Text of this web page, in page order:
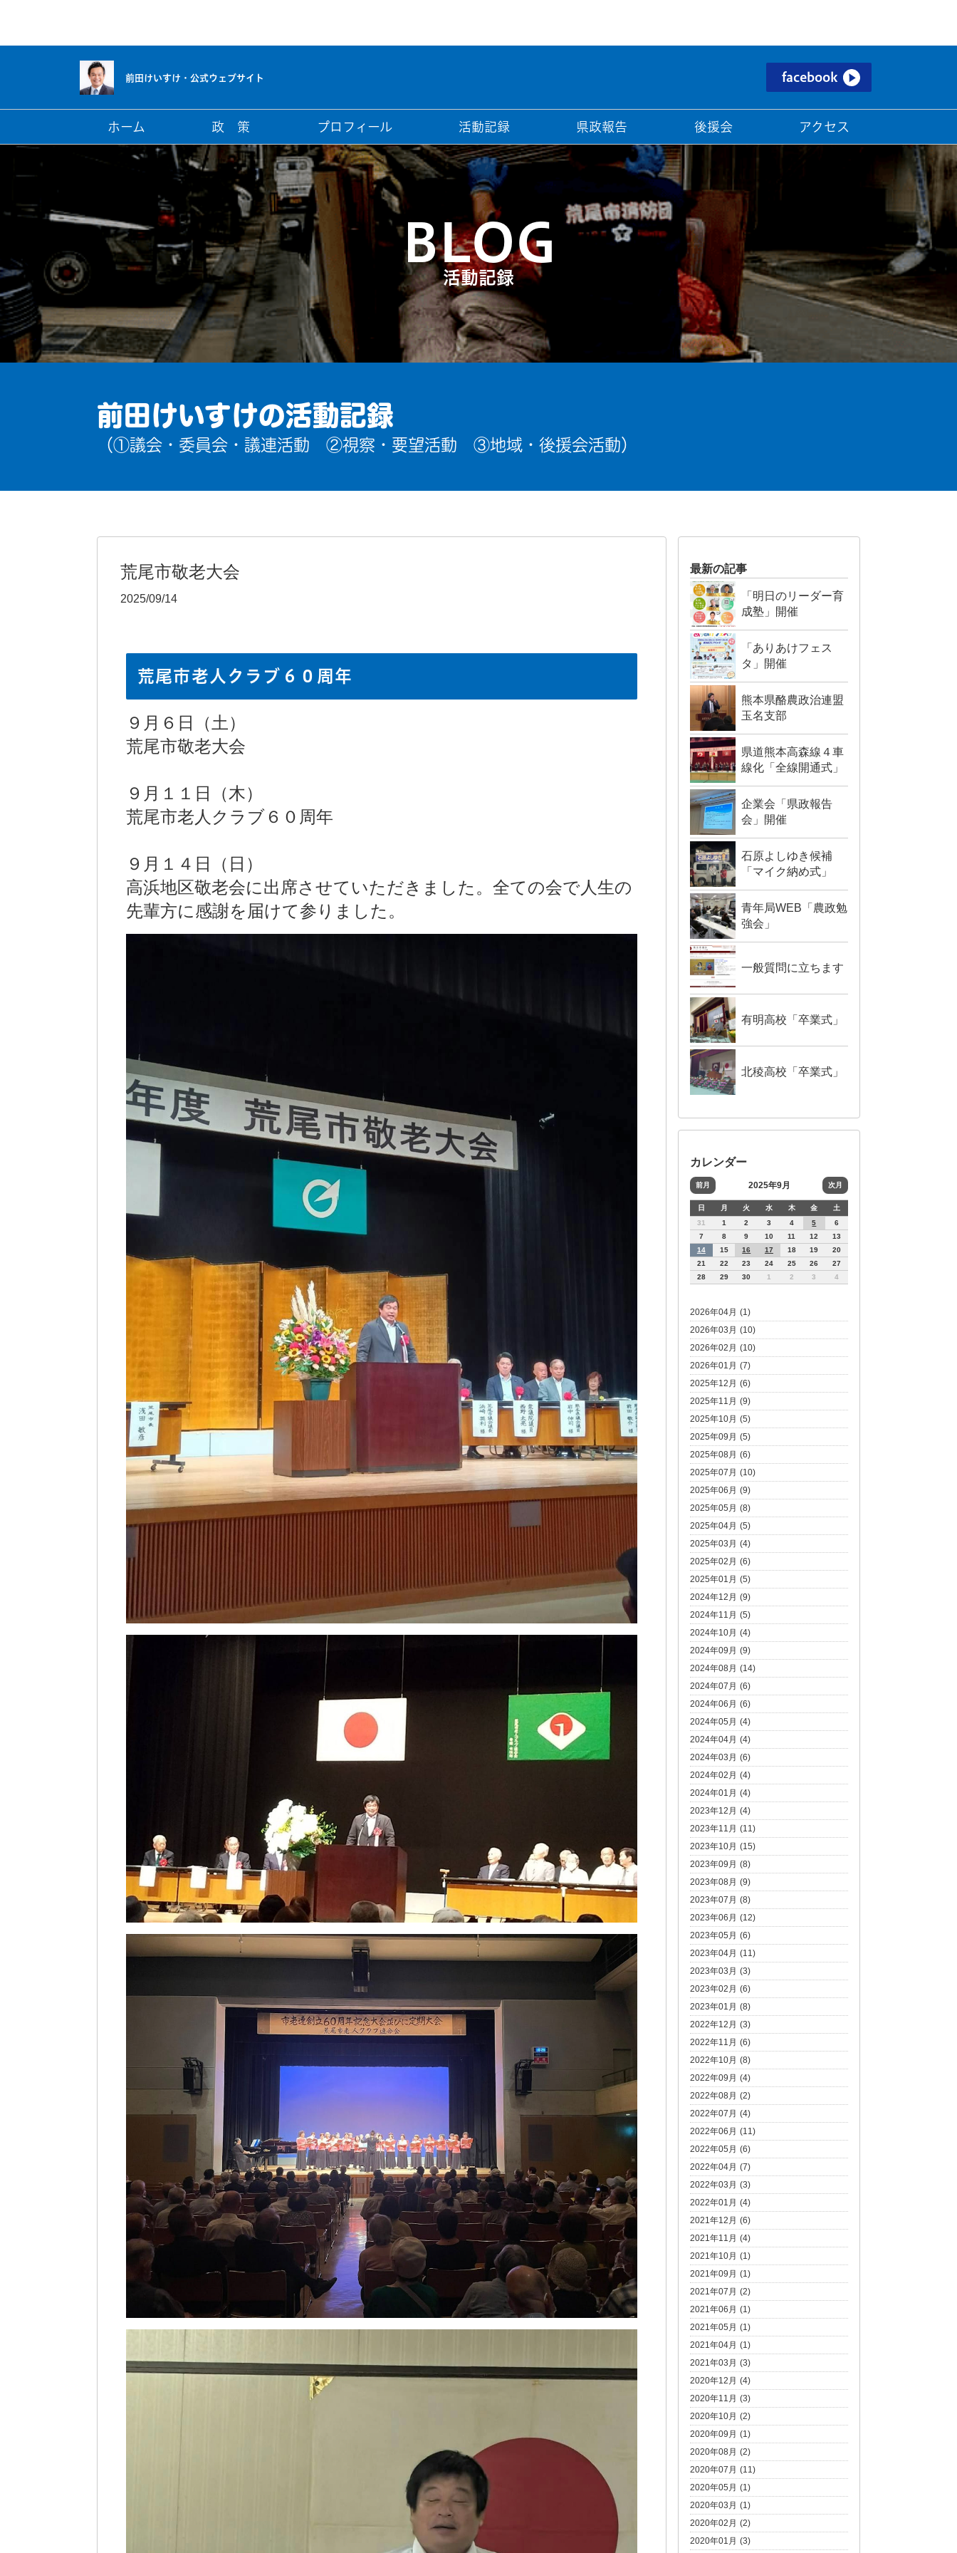
前田けいすけ・ 公式ウェブサイト facebook
ホーム 政 策 プロフィール 活動記録 県政報告 後援会 アクセス
BLOG
活動記録
前田けいすけの活動記録
（①議会・委員会・議連活動 ②視察・要望活動 ③地域・後援会活動）
荒尾市敬老大会
2025/09/14
荒尾市老人クラブ６０周年
９月６日（土）
荒尾市敬老大会
９月１１日（木）
荒尾市老人クラブ６０周年
９月１４日（日）
高浜地区敬老会に出席させていただきました。全ての会で人生の
先輩方に感謝を届けて参りました。
最新の記事
「明日のリーダー育
成塾」開催
「ありあけフェス
タ」開催
熊本県酪農政治連盟
玉名支部
県道熊本高森線４車
線化「全線開通式」
企業会「県政報告
会」開催
石原よしゆき候補
「マイク納め式」
青年局WEB「農政勉
強会」
一般質問に立ちます
有明高校「卒業式」
北稜高校「卒業式」
カレンダー
前月 2025年9月 次月
日 月 火 水 木 金
土
31
1 2 3 4 5
6
7
8 9 10 11 12
13
14
15 16 17 18 19
20
21
22 23 24 25 26
27
28
29 30 1 2 3 4
2026年04月 (1)
2026年03月 (10)
2026年02月 (10)
2026年01月 (7)
2025年12月 (6)
2025年11月 (9)
2025年10月 (5)
2025年09月 (5)
2025年08月 (6)
2025年07月 (10)
2025年06月 (9)
2025年05月 (8)
2025年04月 (5)
2025年03月 (4)
2025年02月 (6)
2025年01月 (5)
2024年12月 (9)
2024年11月 (5)
2024年10月 (4)
2024年09月 (9)
2024年08月 (14)
2024年07月 (6)
2024年06月 (6)
2024年05月 (4)
2024年04月 (4)
2024年03月 (6)
2024年02月 (4)
2024年01月 (4)
2023年12月 (4)
2023年11月 (11)
2023年10月 (15)
2023年09月 (8)
2023年08月 (9)
2023年07月 (8)
2023年06月 (12)
2023年05月 (6)
2023年04月 (11)
2023年03月 (3)
2023年02月 (6)
2023年01月 (8)
2022年12月 (3)
2022年11月 (6)
2022年10月 (8)
2022年09月 (4)
2022年08月 (2)
2022年07月 (4)
2022年06月 (11)
2022年05月 (6)
2022年04月 (7)
2022年03月 (3)
2022年01月 (4)
2021年12月 (6)
2021年11月 (4)
2021年10月 (1)
2021年09月 (1)
2021年07月 (2)
2021年06月 (1)
2021年05月 (1)
2021年04月 (1)
2021年03月 (3)
2020年12月 (4)
2020年11月 (3)
2020年10月 (2)
2020年09月 (1)
2020年08月 (2)
2020年07月 (11)
2020年05月 (1)
2020年03月 (1)
2020年02月 (2)
2020年01月 (3)